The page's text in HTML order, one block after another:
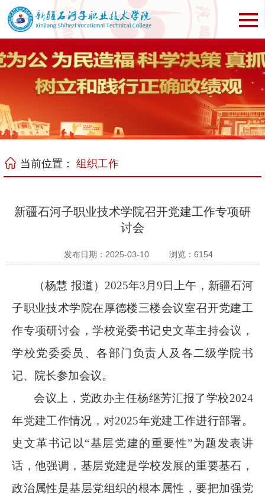
当前位置：组织工作
新疆石河子职业技术学院召开党建工作专项研
讨会
发布日期：2025-03-10 浏览： 6154
（杨慧 报道） 2025年3 月9 日 上午 ，新疆石河
子职业技术学院在厚德楼三楼会议室召开党建工
作专项研讨会，学校党委书记史文革主持会议，
学校党委委员 、各部门负责人及各二级学院书
记、院长参加会议。
会议上， 党政办主任杨继芳汇报了学校2024
年党建工作情况 ，对2025年党建工作进行部署。
史文革书记以“基层党建的重要性”为题发表讲
话，他强调，基层党建是学校发展的重要基石，
政治属性是基层党组织的根本属性，要把加强党